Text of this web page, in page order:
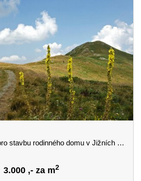
domu v Jižních Čechách - lokalita nerozhoduje
3.000 ,- za m2